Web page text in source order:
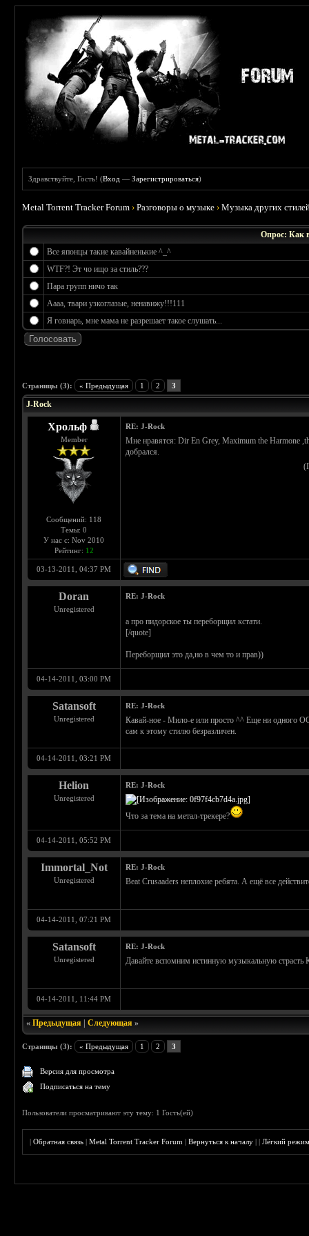
Здравствуйте, Гость! (Вход —Зарегистрироваться)
Metal Torrent Tracker Forum ›Разговоры о музыке ›Музыка других
Опрос: Как
Все японцы такие кавайненькие ^_^
WTF?! Эт чо ищо за стиль???
Пара групп ничо так
Аааа, твари узкоглазые, ненавижу!!!111
Я говнарь, мне мама не разрешает такое слушать...
Страницы (3): « Предыдущая 1 2 3
J-Rock
Хрольф
Member
Сообщений: 118
Темы: 0
У нас с: Nov 2010
Рейтинг: 12
RE: J-Rock
Мне нравятся: Dir En Grey, Maximum the Harmone
добрался.
03-13-2011, 04:37 PM
Doran
Unregistered
RE: J-Rock
а про пидорское ты переборщил кстати.
[/quote]
Переборщил это да,но в чем то и прав))
04-14-2011, 03:00 PM
Satansoft
Unregistered
RE: J-Rock
Кавай-ное - Мило-е или просто ^^ Еще ни одного
сам к этому стилю безразличен.
04-14-2011, 03:21 PM
Helion
Unregistered
RE: J-Rock
Что за тема на метал-трекере?
04-14-2011, 05:52 PM
Immortal_Not
Unregistered
RE: J-Rock
Beat Crusaaders неплохие ребята. А ещё все
04-14-2011, 07:21 PM
Satansoft
Unregistered
RE: J-Rock
Давайте вспомним истинную музыкальную страсть
04-14-2011, 11:44 PM
«Предыдущая |Следующая »
Страницы (3): « Предыдущая 1 2 3
Версия для просмотра
Подписаться на тему
Пользователи просматривают эту тему: 1 Гость(ей)
|Обратная связь |Metal Torrent Tracker Forum |Вернуться к началу ||Лёгкий